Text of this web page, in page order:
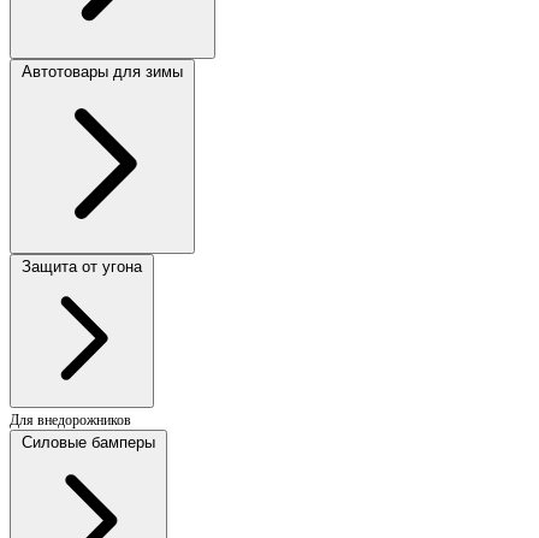
Автотовары для зимы
Защита от угона
Для внедорожников
Силовые бамперы